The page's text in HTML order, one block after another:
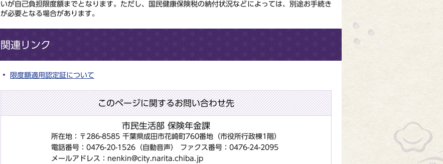
いが自己負担限度額までとなります。ただし、国民健康保険税の納付状況などによっては、別途お手続き
が必要となる場合があります。
関連リンク
限度額適用認定証について
このページに関するお問い合わせ先
市民生活部 保険年金課
所在地：〒286-8585 千葉県成田市花崎町760番地（市役所行政棟1階）
電話番号：0476-20-1526（自動音声）
ファクス番号：0476-24-2095
メールアドレス：nenkin@city.narita.chiba.jp